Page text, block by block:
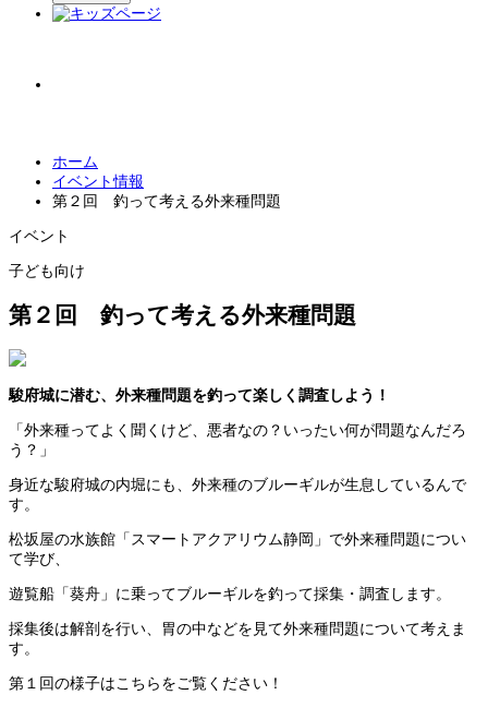
ホーム
イベント情報
第２回 釣って考える外来種問題
イベント
子ども向け
第２回 釣って考える外来種問題
駿府城に潜む、外来種問題を釣って楽しく調査しよう！
「外来種ってよく聞くけど、悪者なの？いったい何が問題なんだろ
う？」
身近な駿府城の内堀にも、外来種のブルーギルが生息しているんで
す。
松坂屋の水族館「スマートアクアリウム静岡」で外来種問題につい
て学び、
遊覧船「葵舟」に乗ってブルーギルを釣って採集・調査します。
採集後は解剖を行い、胃の中などを見て外来種問題について考えま
す。
第１回の様子はこちらをご覧ください！